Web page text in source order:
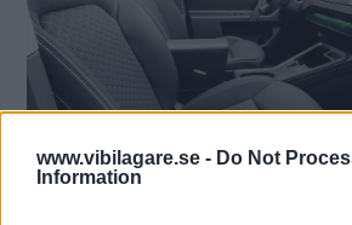
www.vibilagare.se - Do Not
Information